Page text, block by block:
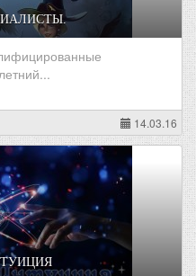
14.03.16